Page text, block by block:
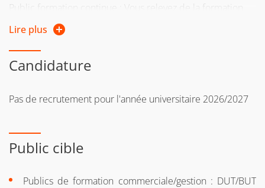
Public formation continue : Vous relevez de la formation
continue :
si vous reprenez vos études après 2 ans d'interruption
d'études
formation continue l’une des 2 années précédentes
indépendant
formation, vous pouvez entreprendre une démarche
Lire plus
Candidature
Pas de recrutement pour l'année universitaire 2026/2027
Public cible
Publics de formation commerciale/gestion : DUT/BUT